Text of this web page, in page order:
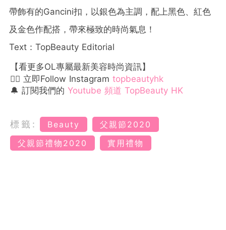
帶飾有的Gancini扣，以銀色為主調，配上黑色、紅色
及金色作配搭，帶來極致的時尚氣息！
Text：TopBeauty Editorial
【看更多OL專屬最新美容時尚資訊】
👉🏻 立即Follow Instagram topbeautyhk
🔔 訂閱我們的 Youtube 頻道 TopBeauty HK
標籤: Beauty
父親節2020
父親節禮物2020
實用禮物